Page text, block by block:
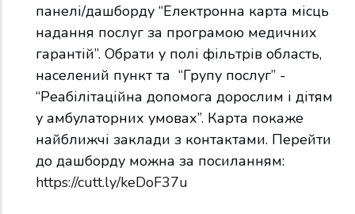
панелі/дашборду “Електронна карта місць
надання послуг за програмою медичних
гарантій”. Обрати у полі фільтрів область,
населений пункт та “Групу послуг” -
“Реабілітаційна допомога дорослим і дітям
у амбулаторних умовах”. Карта покаже
найближчі заклади з контактами. Перейти
до дашборду можна за посиланням:
https://cutt.ly/keDoF37u